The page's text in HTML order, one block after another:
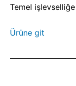
Temel
Ürüne git